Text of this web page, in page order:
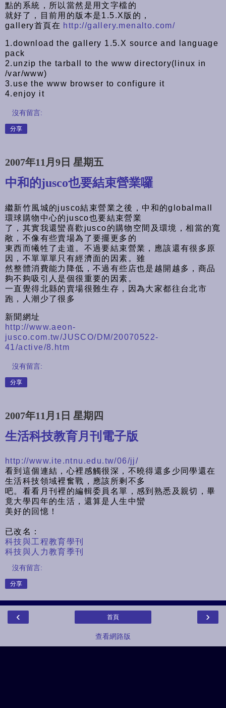
點的系統，所以當然是用文字檔的
就好了，目前用的版本是1.5.X版的，
gallery首頁在 http://gallery.menalto.com/
1.download the gallery 1.5.X source and language
pack
2.unzip the tarball to the www directory(linux in
/var/www)
3.use the www browser to configure it
4.enjoy it
沒有留言:
分享
2007年11月9日 星期五
中和的jusco也要結束營業囉
繼新竹風城的jusco結束營業之後，中和的globalmall
環球購物中心的jusco也要結束營業
了，其實我還蠻喜歡jusco的購物空間及環境，相當的寬
敞，不像有些賣場為了要擺更多的
東西而犧牲了走道。不過要結束營業，應該還有很多原
因，不單單單只有經濟面的因素。雖
然整體消費能力降低，不過有些店也是越開越多，商品
夠不夠吸引人是個很重要的因素。
一直覺得北縣的賣場很難生存，因為大家都往台北市
跑，人潮少了很多
新聞網址
http://www.aeon-
jusco.com.tw/JUSCO/DM/20070522-
41/active/8.htm
沒有留言:
分享
2007年11月1日 星期四
生活科技教育月刊電子版
http://www.ite.ntnu.edu.tw/06/jj/
看到這個連結，心裡感觸很深，不曉得還多少同學還在
生活科技領域裡奮戰，應該所剩不多
吧。看看月刊裡的編輯委員名單，感到熟悉及親切，畢
竟大學四年的生活，還算是人生中蠻
美好的回憶！
已改名：
科技與工程教育學刊
科技與人力教育季刊
沒有留言:
分享
‹ ›
首頁
查看網路版